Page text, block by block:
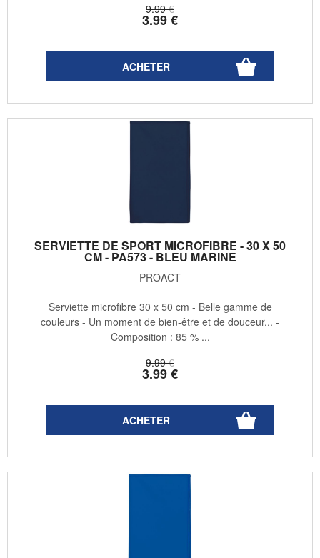
9.99 €
3.99€
SERVIETTE DE SPORT MICROFIBRE - 30 X 50
CM - PA573 - BLEU MARINE
PROACT
9.99 €
3.99€
Serviette microfibre 30 x 50 cm - Belle gamme de
couleurs - Un moment de bien-être et de douceur... -
Composition : 85 % ...